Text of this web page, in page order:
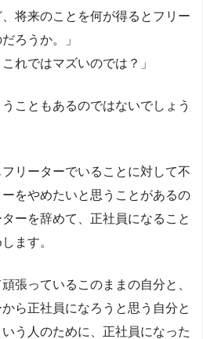
、将来のことを何が得るとフリー
ろうか。」
れではマズいのでは？」
こともあるのではないでしょう
リーターでいることに対して不
をやめたいと思うことがあるの
ーを辞めて、正社員になること
ます。
張っているこのままの自分と、
ら正社員になろうと思う自分と
う人のために、正社員になった